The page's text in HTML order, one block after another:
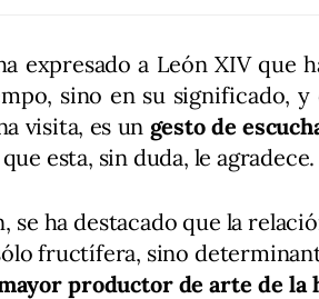
expresado a León XIV que
sino en su significado, y
visita, es un gesto de
esta, sin duda, le agradece.
se ha destacado que la
fructífera, sino
productor de arte de la